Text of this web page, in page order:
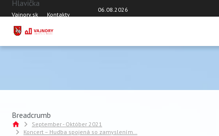
Skočiť na hlavný obsah
Hlavička
Vajnory.sk Kontakty
06.08.2026
DOMOV
OSOBNOSTI VAJNOR
ROZHOVORY
Breadcrumb
September - Október 2021
Koncert – Hudba spojená so zamyslením…